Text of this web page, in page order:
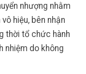
nhượng nhằm
hiệu, bên nhận
thời tổ chức hành
nhiệm do không